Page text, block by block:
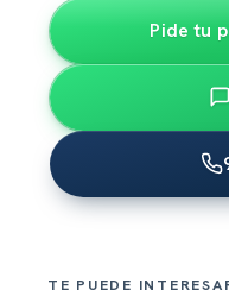
Pide tu
TE PUEDE